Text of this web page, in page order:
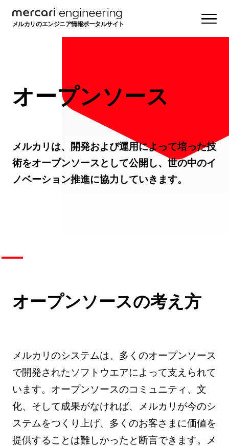
メルカリのエンジニア情報ポータルサイト
オープンソース
メルカリは、開発および運用によって培った技
術をオープンソースとして公開し、世の中のイ
ノベーション推進に協力していきます。
オープンソースの考え方
メルカリのシステムは、多くのオープンソース
で開発されたソフトウエアによって支えられて
います。オープンソースのコミュニティ、文
化、そして成果がなければ、メルカリが今のシ
ステムをつくり上げ、多くのお客さまに価値を
提供することは難しかったと断言できます。メ